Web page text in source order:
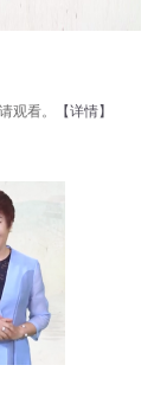
观看。 【详情】